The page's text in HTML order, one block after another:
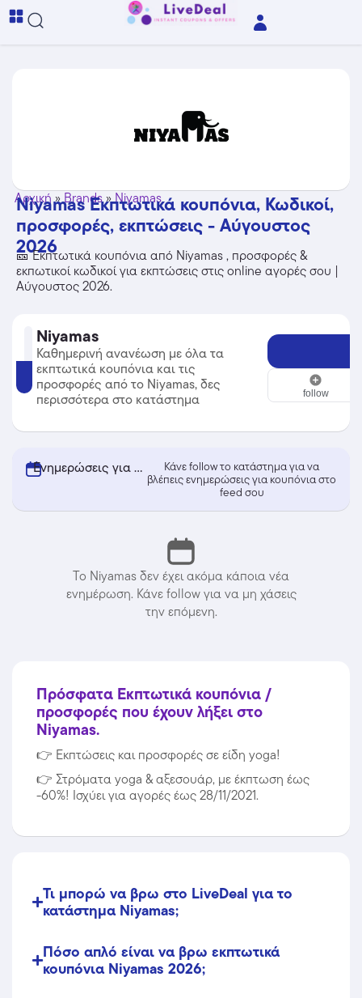
Αρχική»Brands»Niyamas
Niyamas Εκπτωτικά κουπόνια, Κωδικοί,
προσφορές, εκπτώσεις - Αύγουστος
2026
🎫 Εκπτωτικά κουπόνια από Niyamas , προσφορές &
εκπωτικοί κωδικοί για εκπτώσεις στις online αγορές σου |
Αύγουστος 2026.
Niyamas
Niyamas
Καθημερινή ανανέωση με όλα τα
εκπτωτικά κουπόνια και τις
προσφορές από το Niyamas, δες
περισσότερα στο κατάστημα
follow
Ενημερώσεις για κουπόνια από Niyamas
Κάνε follow το κατάστημα για να
βλέπεις ενημερώσεις για κουπόνια στο
feed σου
Το Niyamas δεν έχει ακόμα κάποια νέα
ενημέρωση. Κάνε follow για να μη χάσεις
την επόμενη.
Πρόσφατα Εκπτωτικά κουπόνια /
προσφορές που έχουν λήξει στο
Niyamas.
👉 Εκπτώσεις και προσφορές σε είδη yoga!
👉 Στρόματα yoga & αξεσουάρ, με έκπτωση έως
-60%! Ισχύει για αγορές έως 28/11/2021.
Τι μπορώ να βρω στο LiveDeal για το
κατάστημα Niyamas;
Πόσο απλό είναι να βρω εκπτωτικά
κουπόνια Niyamas 2026;